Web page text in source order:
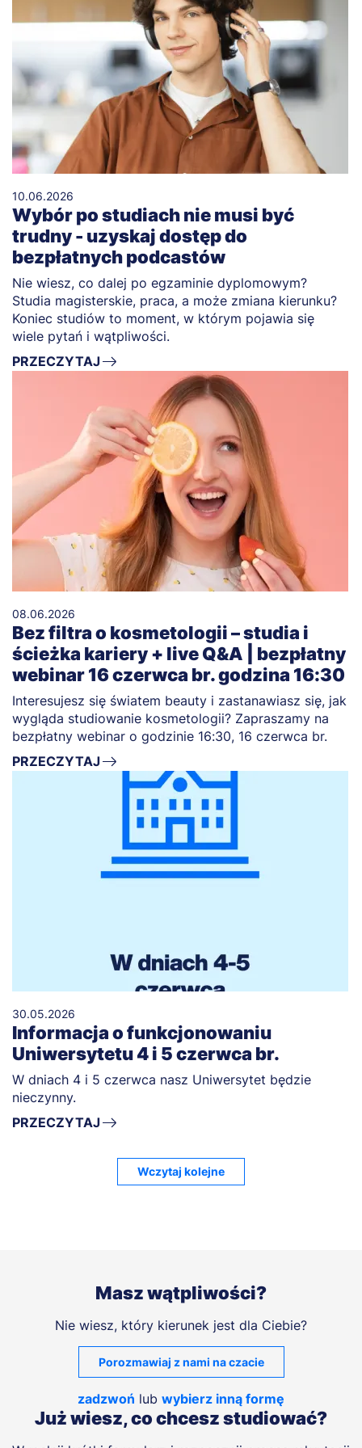
10.06.2026
Wybór po studiach nie musi być
trudny - uzyskaj dostęp do
bezpłatnych podcastów
Nie wiesz, co dalej po egzaminie dyplomowym?
Studia magisterskie, praca, a może zmiana kierunku?
Koniec studiów to moment, w którym pojawia się
wiele pytań i wątpliwości.
PRZECZYTAJ
08.06.2026
Bez filtra o kosmetologii – studia i
ścieżka kariery + live Q&A | bezpłatny
webinar 16 czerwca br. godzina 16:30
Interesujesz się światem beauty i zastanawiasz się, jak
wygląda studiowanie kosmetologii? Zapraszamy na
bezpłatny webinar o godzinie 16:30, 16 czerwca br.
PRZECZYTAJ
30.05.2026
Informacja o funkcjonowaniu
Uniwersytetu 4 i 5 czerwca br.
W dniach 4 i 5 czerwca nasz Uniwersytet będzie
nieczynny.
PRZECZYTAJ
Wczytaj kolejne
Masz wątpliwości?
Nie wiesz, który kierunek jest dla Ciebie?
Porozmawiaj z nami na czacie
zadzwoń lub wybierz inną formę
Już wiesz, co chcesz studiować?